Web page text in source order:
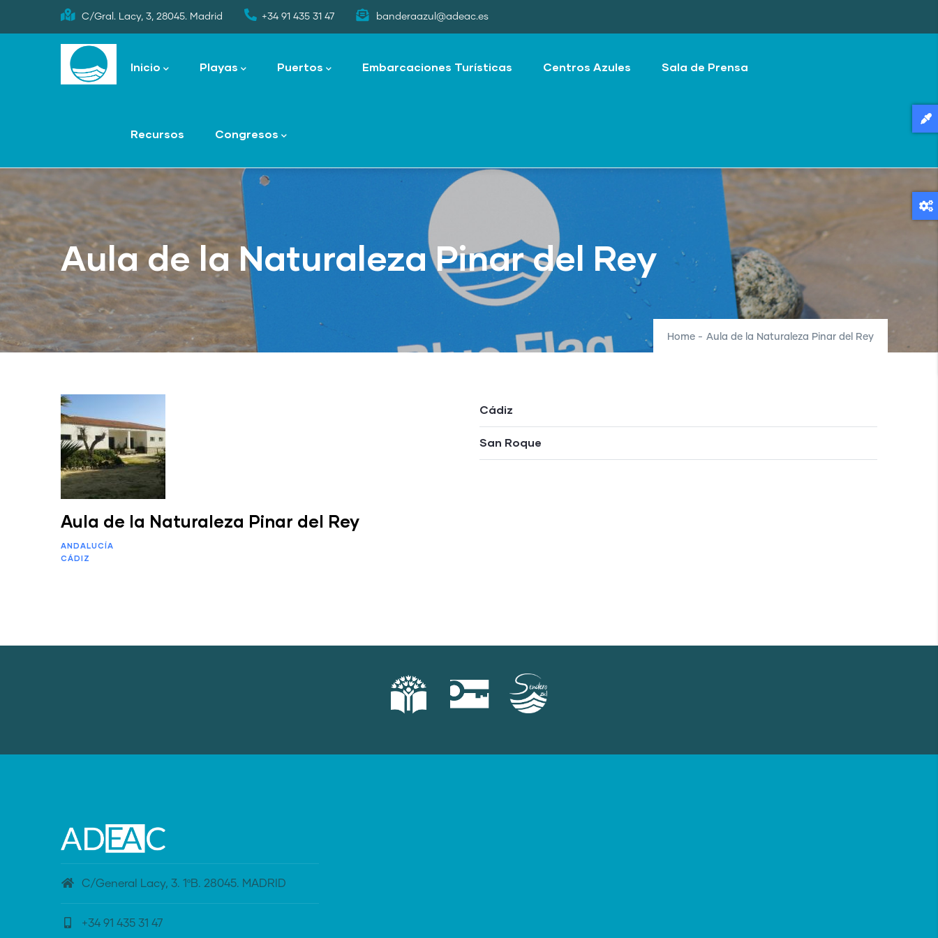
to
C/Gral. Lacy, 3, 28045. Madrid +34 91 435 31 47 banderaazul@adeac.es
navigation
Inicio Playas Puertos Embarcaciones Turísticas Centros Azules Sala de Prensa
Recursos Congresos
Aula de la Naturaleza Pinar del Rey
Home - Aula de la Naturaleza Pinar del Rey
Cádiz
San Roque
Aula de la Naturaleza Pinar del Rey
ANDALUCÍA
CÁDIZ
C/General Lacy, 3. 1ºB. 28045. MADRID
+34 91 435 31 47